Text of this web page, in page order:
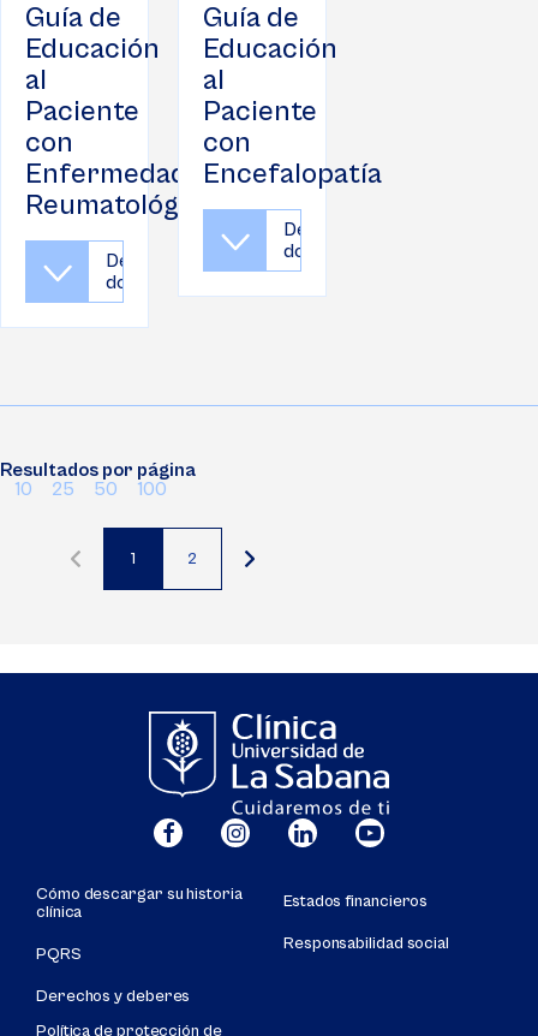
Guía de
Educación
al
Paciente
con
Enfermedades
Reumatológicas
Descargar
documento
Guía de
Educación
al
Paciente
con
Encefalopatía
Descargar
documento
Resultados por página
10
25 50 100
Página
1
Página
2
Cómo descargar su historia
clínica
PQRS
Derechos y deberes
Política de protección de
Estados financieros
Responsabilidad social